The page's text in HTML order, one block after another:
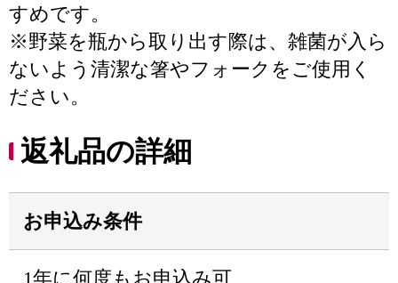
すめです。
※野菜を瓶から取り出す際は、雑菌が入ら
ないよう清潔な箸やフォークをご使用く
ださい。
返礼品の詳細
お申込み条件
1年に何度もお申込み可